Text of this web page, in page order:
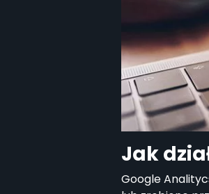
Jak
Google